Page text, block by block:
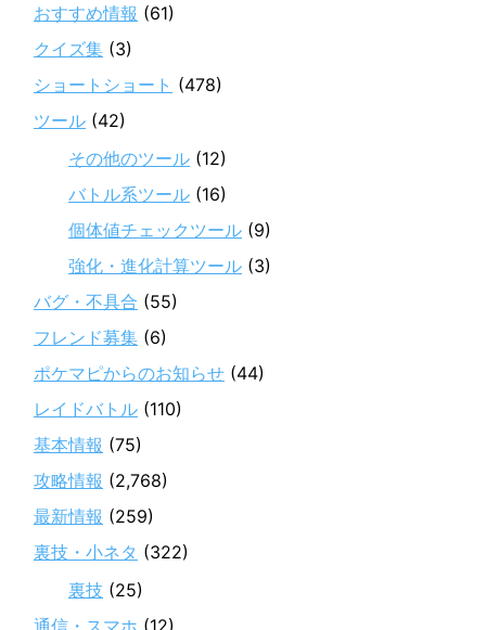
おすすめ情報 (61)
クイズ集 (3)
ショートショート (478)
ツール (42)
その他のツール (12)
バトル系ツール (16)
個体値チェックツール (9)
強化・進化計算ツール (3)
バグ・不具合 (55)
フレンド募集 (6)
ポケマピからのお知らせ (44)
レイドバトル (110)
基本情報 (75)
攻略情報 (2,768)
最新情報 (259)
裏技・小ネタ (322)
裏技 (25)
通信・スマホ (12)